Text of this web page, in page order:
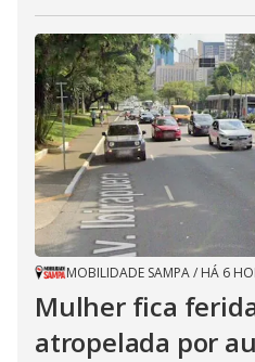
MOBILIDADE SAMPA/ HÁ 6
Mulher fica
atropelada por